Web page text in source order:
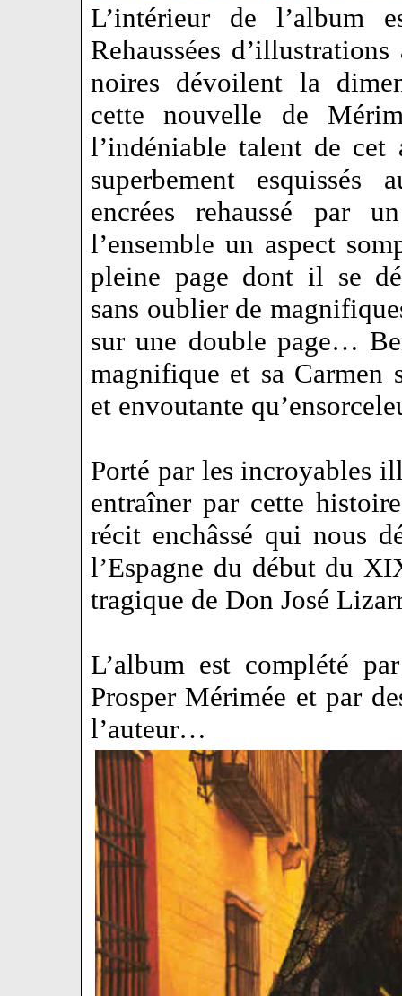
L’intérieur de l’album
Rehaussées
noires dévoilent la
cette nouvelle de
l’indéniable talent de cet
superbement esquissés
encrées rehaussé par
l’ensemble un aspect
pleine page dont il se
sans oublier de
sur une double page…
magnifique et sa Carmen
et envoutante
Porté par les incroyables
entraîner par cette
récit enchâssé qui nous
l’Espagne du début du
tragique de Don José
L’album est complété
Prosper Mérimée et par
l’auteur…